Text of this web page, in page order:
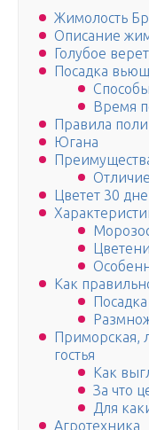
Жимолость
Описание
Голубое
Посадка
Время
Правила
Югана
Цветет 30
Как
Посадка
Приморская,
гостья
Как
За что
Для
Агротехника